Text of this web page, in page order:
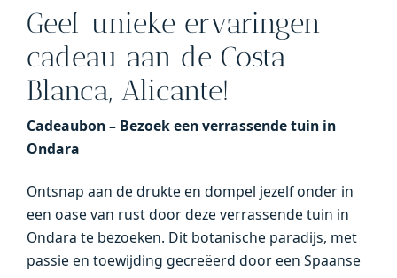
Geef unieke ervaringen
cadeau aan de Costa
Blanca, Alicante!
Cadeaubon – Bezoek een verrassende tuin in
Ondara
Ontsnap aan de drukte en dompel jezelf onder in
een oase van rust door deze verrassende tuin in
Ondara te bezoeken. Dit botanische paradijs, met
passie en toewijding gecreëerd door een Spaanse